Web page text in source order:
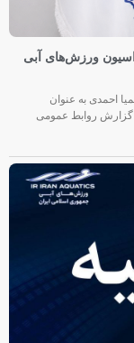
ورزش‌های آبی
احمدی به عنوان
روابط عمومی